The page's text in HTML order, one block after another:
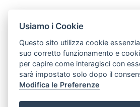
Usiamo i Cookie
Questo sito utilizza cookie
suo corretto funzionamento e
per capire come interagisci con
sarà impostato solo dopo il
Modifica le Preferenze